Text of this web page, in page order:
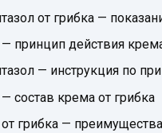
от грибка —
принцип действия
— инструкция по
состав крема от грибка
грибка —